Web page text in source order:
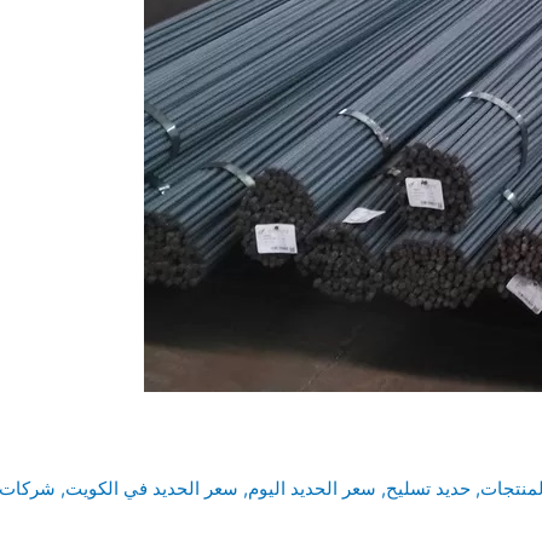
, حديد تسليح, سعر الحديد اليوم, سعر الحديد في الكويت, شركات